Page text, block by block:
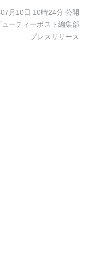
月10日 10時24分 公開
ューティーポスト編集部
プレスリリース